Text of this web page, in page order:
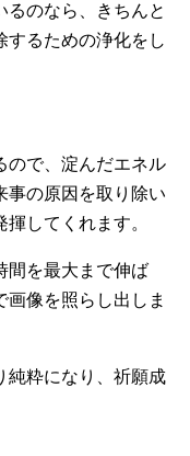
るのなら、きちんと
するための浄化をし
ので、淀んだエネル
事の原因を取り除い
してくれます。
間を最大まで伸ば
画像を照らし出しま
純粋になり、祈願成